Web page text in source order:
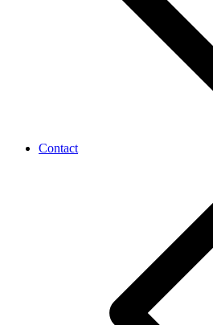
Contact